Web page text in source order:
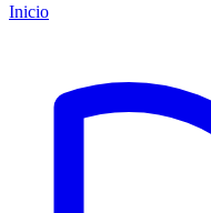
Inicio